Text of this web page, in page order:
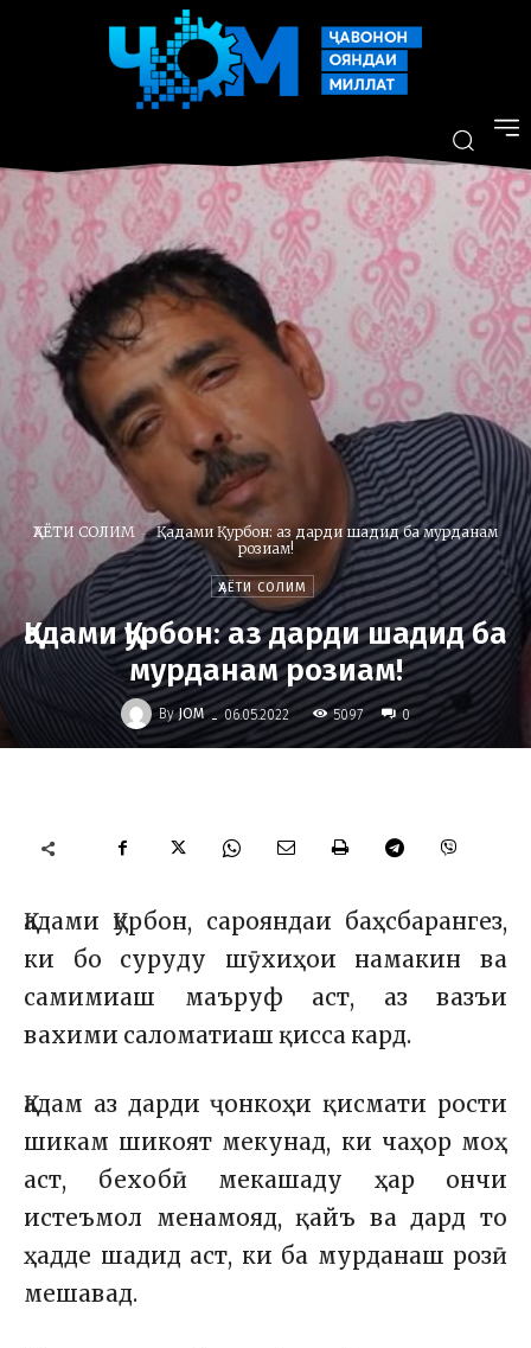
ҲАЁТИ СОЛИМ
Қадами Қурбон: аз дарди шадид ба мурданам
розиам!
ҲАЁТИ СОЛИМ
Қадами Қурбон: аз дарди шадид ба
мурданам розиам!
By JOM - 06.05.2022 5097 0
Қадами Қурбон, сарояндаи баҳсбарангез,
ки бо суруду шӯхиҳои намакин ва
самимиаш маъруф аст, аз вазъи
вахими саломатиаш қисса кард.
Қадам аз дарди ҷонкоҳи қисмати рости
шикам шикоят мекунад, ки чаҳор моҳ
аст, бехобӣ мекашаду ҳар ончи
истеъмол менамояд, қайъ ва дард то
ҳадде шадид аст, ки ба мурданаш розӣ
мешавад.